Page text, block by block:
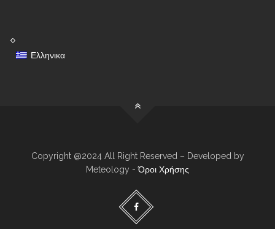
Ελληνικα
Copyright @2024 All Right Reserved – Developed by
Meteology -Όροι Χρήσης